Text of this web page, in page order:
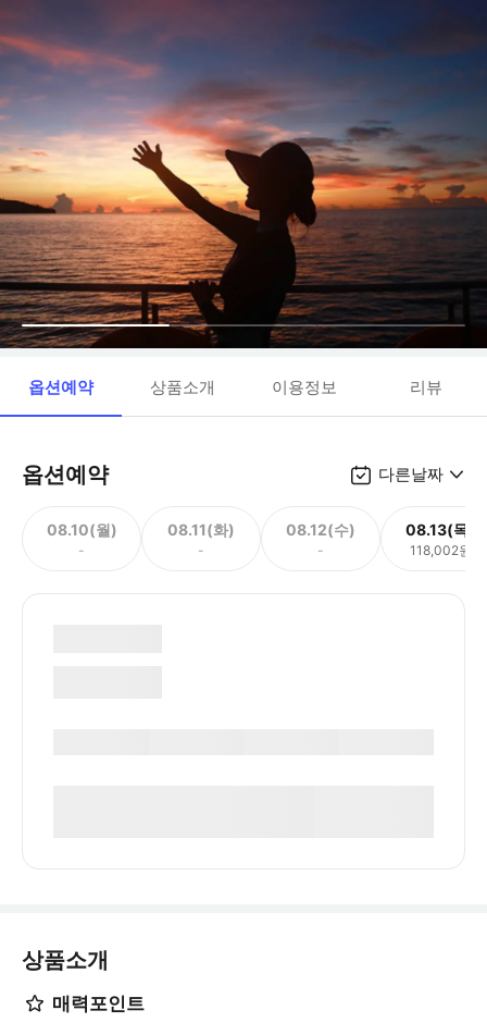
옵션예약 상품소개 이용정보 리뷰
옵션예약 다른날짜
08.10(월)
-
08.11(화)
-
08.12(수)
-
08.13(목)
118,002원
상품소개
매력포인트